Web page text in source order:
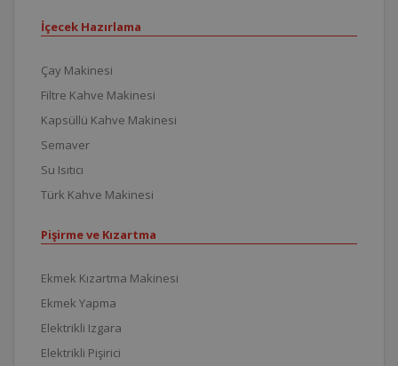
İçecek Hazırlama
Çay Makinesi
Filtre Kahve Makinesi
Kapsüllü Kahve Makinesi
Semaver
Su Isıtıcı
Türk Kahve Makinesi
Pişirme ve Kızartma
Ekmek Kızartma Makinesi
Ekmek Yapma
Elektrikli Izgara
Elektrikli Pişirici